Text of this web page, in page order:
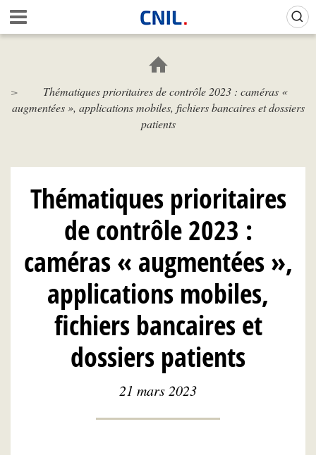
Aller
au
contenu
c
i
l
I
Thématiques prioritaires de contrôle 2023 : caméras «
augmentées », applications mobiles, fichiers bancaires et dossiers
patients
Thématiques prioritaires
de contrôle 2023 :
caméras « augmentées »,
applications mobiles,
fichiers bancaires et
dossiers patients
21 mars 2023
Gestion de vos préférences sur les cookies (témoins de connexion)